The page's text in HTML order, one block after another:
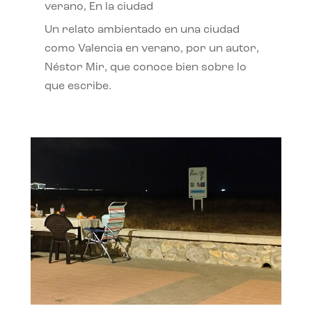
verano, En la ciudad
Un relato ambientado en una ciudad
como Valencia en verano, por un autor,
Néstor Mir, que conoce bien sobre lo
que escribe.